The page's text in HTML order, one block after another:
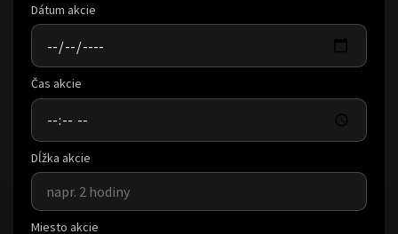
Dátum akcie
Čas akcie
Dĺžka akcie
Miesto akcie